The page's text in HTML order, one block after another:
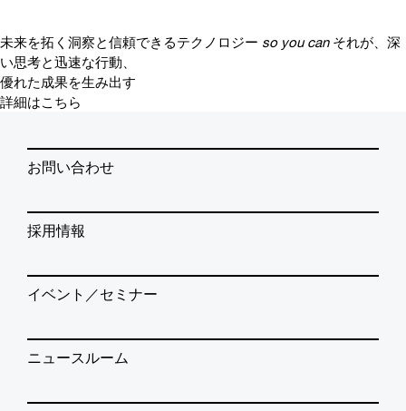
未来を拓く洞察と信頼できるテクノロジー so you can それが、深
い思考と迅速な行動、
優れた成果を生み出す
詳細はこちら
お問い合わせ
採用情報
イベント／セミナー
ニュースルーム